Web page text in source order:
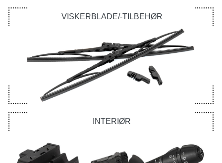
VISKERBLADE/-TILBEHØR
INTERIØR